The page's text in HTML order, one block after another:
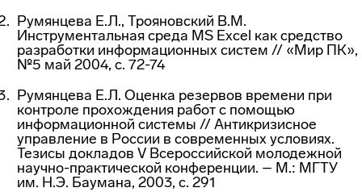
Румянцева Е.Л., Трояновский В.М.
Инструментальная среда MS Excel как средство
разработки информационных систем // «Мир ПК»,
№5 май 2004, с. 72-74
Румянцева Е.Л. Оценка резервов времени при
контроле прохождения работ с помощью
информационной системы // Антикризисное
управление в России в современных условиях.
Тезисы докладов V Всероссийской молодежной
научно-практической конференции. – М.: МГТУ
им. Н.Э. Баумана, 2003, с. 291